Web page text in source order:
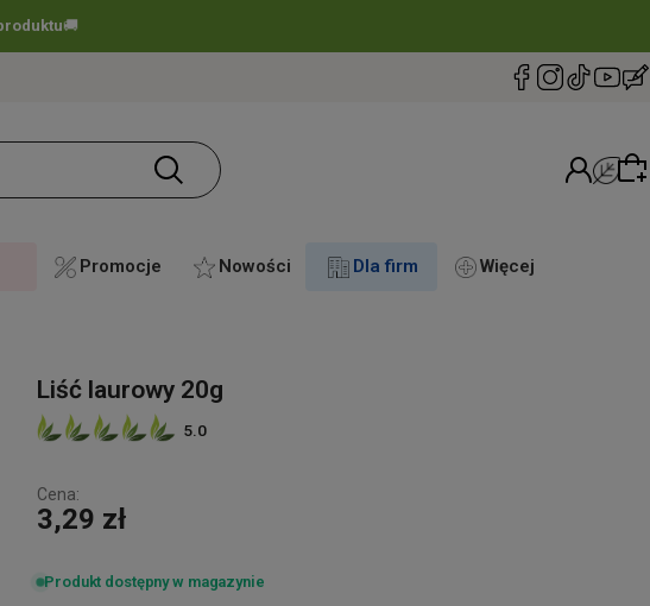
Promocje Nowości Dla firm Więcej
Liść laurowy 20g
5.0
Cena:
3,29 zł
Produkt dostępny w magazynie